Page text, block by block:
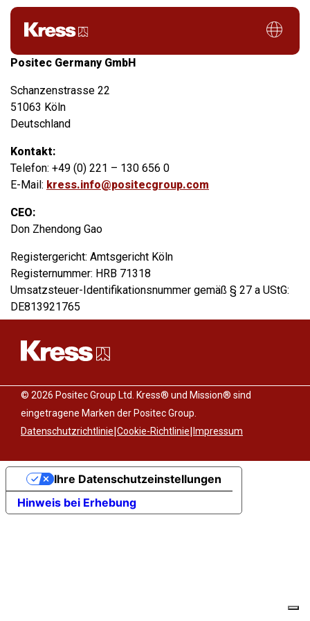
Legal notice
Positec Germany GmbH
Schanzenstrasse 22
51063 Köln
Deutschland
Kontakt:
Telefon: +49 (0) 221 – 130 656 0
E-Mail: kress.info@positecgroup.com
CEO:
Don Zhendong Gao
Registergericht: Amtsgericht Köln
Registernummer: HRB 71318
Umsatzsteuer-Identifikationsnummer gemäß § 27 a UStG:
DE813921765
© 2026 Positec Group Ltd. Kress® und Mission® sind
eingetragene Marken der Positec Group.
Datenschutzrichtlinie|Cookie-Richtlinie| Impressum
Hinweis bei Erhebung
Ihre Datenschutzeinstellungen